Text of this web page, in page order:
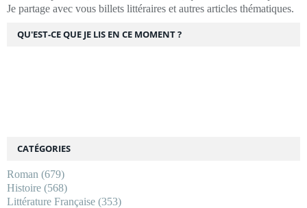
Je partage avec vous billets littéraires et autres articles thématiques.
CATÉGORIES
Roman (679)
Histoire (568)
Littérature Française (353)
QU'EST-CE QUE JE LIS EN CE MOMENT ?